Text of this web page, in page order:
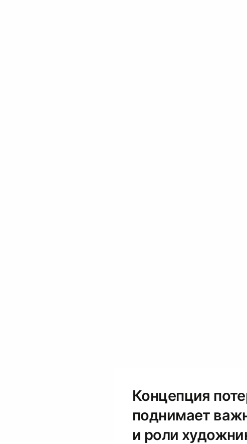
Концепция
поднимает
и роли